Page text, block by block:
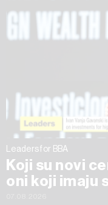
na „Prikaži detalje“.
povući bez negativnih
Leaders for BBA
Koji su novi
oni koji imaju